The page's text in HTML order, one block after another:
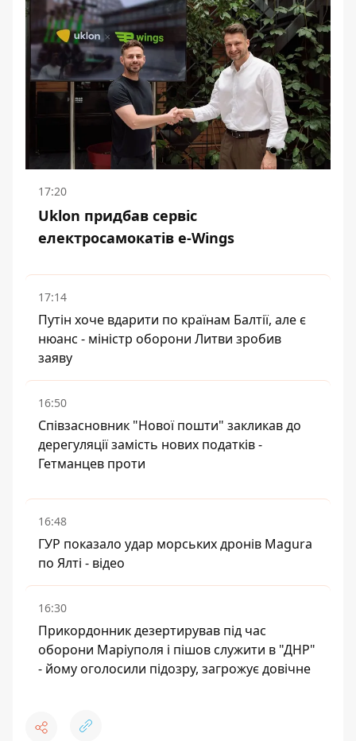
17:20
Uklon придбав сервіс
електросамокатів e-Wings
17:14
Путін хоче вдарити по країнам Балтії, але є
нюанс - міністр оборони Литви зробив
заяву
16:50
Співзасновник "Нової пошти" закликав до
дерегуляції замість нових податків -
Гетманцев проти
16:48
ГУР показало удар морських дронів Magura
по Ялті - відео
16:30
Прикордонник дезертирував під час
оборони Маріуполя і пішов служити в "ДНР"
- йому оголосили підозру, загрожує довічне